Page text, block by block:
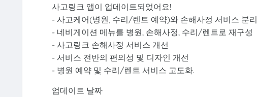
사고링크 앱이 업데이트되었어요!
- 사고케어(병원, 수리/렌트 예약)와 손해사정 서비스 분리
- 네비게이션 메뉴를 병원, 손해사정, 수리/렌트로 재구성
- 사고링크 손해사정 서비스 개선
- 서비스 전반의 편의성 및 디자인 개선
- 병원 예약 및 수리/렌트 서비스 고도화.
업데이트 날짜